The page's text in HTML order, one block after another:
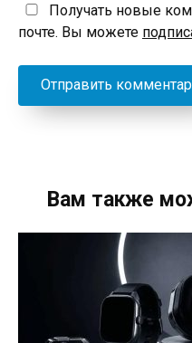
Получать новые
почте. Вы можете
Вам также